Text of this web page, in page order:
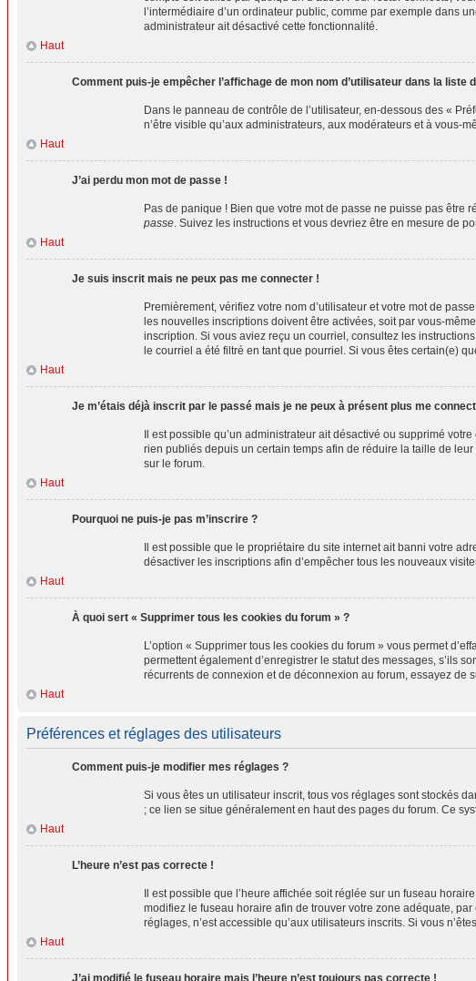
l’intermédiaire d’un ordinateur public, comme par exemple dans
administrateur ait désactivé cette fonctionnalité.
Haut
Comment puis-je empêcher l’affichage de mon nom d’utilisateur dans la liste
Dans le panneau de contrôle de l’utilisateur, en-dessous des «
n’être visible qu’aux administrateurs, aux modérateurs et à vous-
Haut
J’ai perdu mon mot de passe !
Pas de panique ! Bien que votre mot de passe ne puisse pas
passe. Suivez les instructions et vous devriez être en mesure de
Haut
Je suis inscrit mais ne peux pas me connecter !
Premièrement, vérifiez votre nom d’utilisateur et votre mot de
les nouvelles inscriptions doivent être activées, soit par vous-
inscription. Si vous aviez reçu un courriel, consultez les
le courriel a été filtré en tant que pourriel. Si vous êtes certain(e)
Haut
Je m’étais déjà inscrit par le passé mais je ne peux à présent plus me
Il est possible qu’un administrateur ait désactivé ou supprimé
rien publiés depuis un certain temps afin de réduire la taille de
sur le forum.
Haut
Pourquoi ne puis-je pas m’inscrire ?
Il est possible que le propriétaire du site internet ait banni votre
désactiver les inscriptions afin d’empêcher tous les nouveaux
Haut
À quoi sert « Supprimer tous les cookies du forum » ?
L’option « Supprimer tous les cookies du forum » vous permet
permettent également d’enregistrer le statut des messages, s’ils
récurrents de connexion et de déconnexion au forum, essayez de
Haut
Préférences et réglages des utilisateurs
Comment puis-je modifier mes réglages ?
Si vous êtes un utilisateur inscrit, tous vos réglages sont stockés
; ce lien se situe généralement en haut des pages du forum. Ce
Haut
L’heure n’est pas correcte !
Il est possible que l’heure affichée soit réglée sur un fuseau
modifiez le fuseau horaire afin de trouver votre zone adéquate,
réglages, n’est accessible qu’aux utilisateurs inscrits. Si vous
Haut
J’ai modifié le fuseau horaire mais l’heure n’est toujours pas correcte !